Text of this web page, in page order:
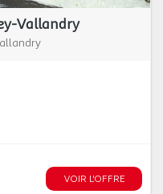
Vallandry
VOIR L'OFFRE